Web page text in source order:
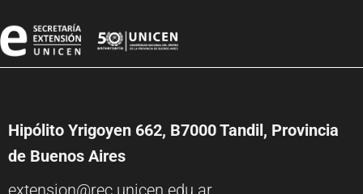
Hipólito Yrigoyen 662, B7000 Tandil, Provincia
de Buenos Aires
extension@rec.unicen.edu.ar